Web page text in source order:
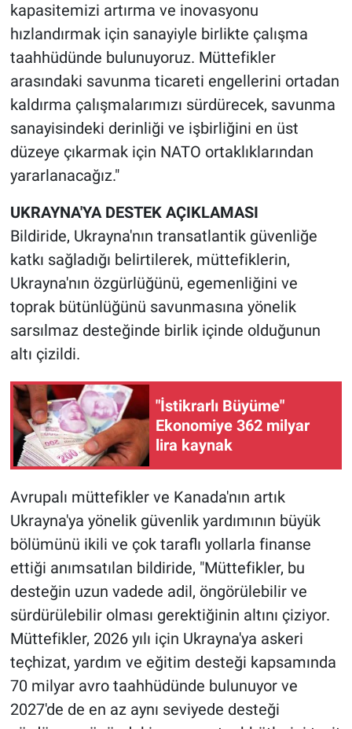
kapasitemizi artırma ve inovasyonu
hızlandırmak için sanayiyle birlikte çalışma
taahhüdünde bulunuyoruz. Müttefikler
arasındaki savunma ticareti engellerini ortadan
kaldırma çalışmalarımızı sürdürecek, savunma
sanayisindeki derinliği ve işbirliğini en üst
düzeye çıkarmak için NATO ortaklıklarından
yararlanacağız."
UKRAYNA'YA DESTEK AÇIKLAMASI
Bildiride, Ukrayna'nın transatlantik güvenliğe
katkı sağladığı belirtilerek, müttefiklerin,
Ukrayna'nın özgürlüğünü, egemenliğini ve
toprak bütünlüğünü savunmasına yönelik
sarsılmaz desteğinde birlik içinde olduğunun
altı çizildi.
"İstikrarlı Büyüme"
Ekonomiye 362 milyar
lira kaynak
Avrupalı müttefikler ve Kanada'nın artık
Ukrayna'ya yönelik güvenlik yardımının büyük
bölümünü ikili ve çok taraflı yollarla finanse
ettiği anımsatılan bildiride, "Müttefikler, bu
desteğin uzun vadede adil, öngörülebilir ve
sürdürülebilir olması gerektiğinin altını çiziyor.
Müttefikler, 2026 yılı için Ukrayna'ya askeri
teçhizat, yardım ve eğitim desteği kapsamında
70 milyar avro taahhüdünde bulunuyor ve
2027'de de en az aynı seviyede desteği